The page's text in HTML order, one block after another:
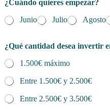
¿Cuándo quieres empezar?
Junio
Julio Agosto
¿Qué cantidad desea invertir
1.500€ máximo
Entre 1.500€ y 2.500€
Entre 2.500€ y 3.500€